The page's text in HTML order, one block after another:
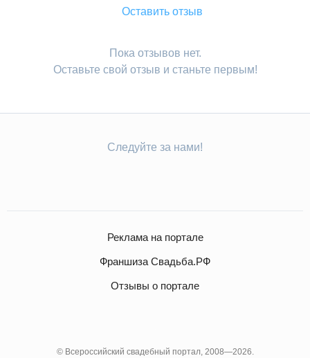
Оставить отзыв
Пока отзывов нет.
Оставьте свой отзыв и станьте первым!
Следуйте за нами!
Реклама на портале
Франшиза Свадьба.РФ
Отзывы о портале
© Всероссийский свадебный портал, 2008—2026.